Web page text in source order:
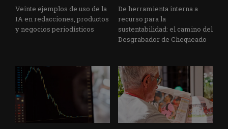
Veinte ejemplos de uso de la
IA en redacciones, productos
y negocios periodísticos
De herramienta interna a
recurso para la
sustentabilidad: el camino del
Desgrabador de Chequeado